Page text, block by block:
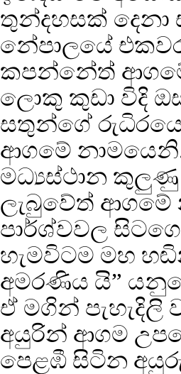
තුන්දහසක්
නේපාලයේ
කපන්නේත් ආගමේ
ලොකු කුඩා විදි
සතුන්ගේ
ආගමේ
මධ්‍යස්ථාන කුලුණු
ලැබුවේත්
පාර්ශ්වවල
හැමවිටම මහ
අමරණිය යි”
ඒ මගින්
අයුරින් ආගම
පෙළඹී සිටින